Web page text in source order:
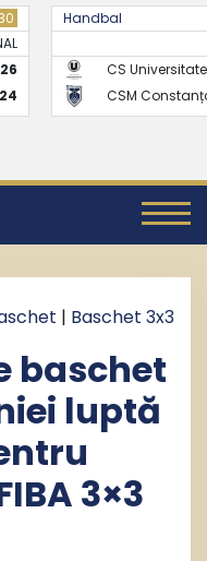
26
24
Handbal
CS
CSM
| Baschet 3x3
baschet
luptă
3×3